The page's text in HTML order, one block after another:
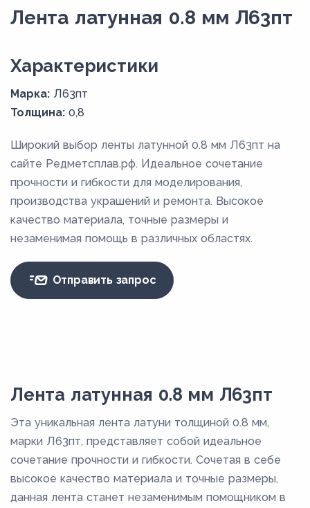
Лента латунная 0.8 мм Л63пт
Xарактеристики
Марка: Л63пт
Толщина: 0,8
Широкий выбор ленты латунной 0.8 мм Л63пт на
сайте Редметсплав.рф. Идеальное сочетание
прочности и гибкости для моделирования,
производства украшений и ремонта. Высокое
качество материала, точные размеры и
незаменимая помощь в различных областях.
Отправить запрос
Лента латунная 0.8 мм Л63пт
Эта уникальная лента латуни толщиной 0.8 мм,
марки Л63пт, представляет собой идеальное
сочетание прочности и гибкости. Сочетая в себе
высокое качество материала и точные размеры,
данная лента станет незаменимым помощником в